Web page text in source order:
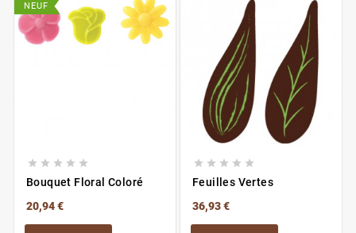
NEUF
    
Bouquet Floral Coloré
20,94 €
    
Feuilles Vertes
36,93 €